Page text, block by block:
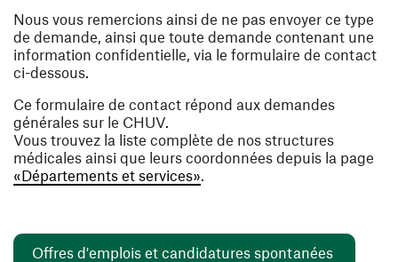
Nous vous remercions ainsi de ne pas envoyer ce type
de demande, ainsi que toute demande contenant une
information confidentielle, via le formulaire de contact
ci-dessous.
Ce formulaire de contact répond aux demandes
générales sur le CHUV.
Vous trouvez la liste complète de nos structures
médicales ainsi que leurs coordonnées depuis la page
«Départements et services».
Offres d'emplois et candidatures spontanées